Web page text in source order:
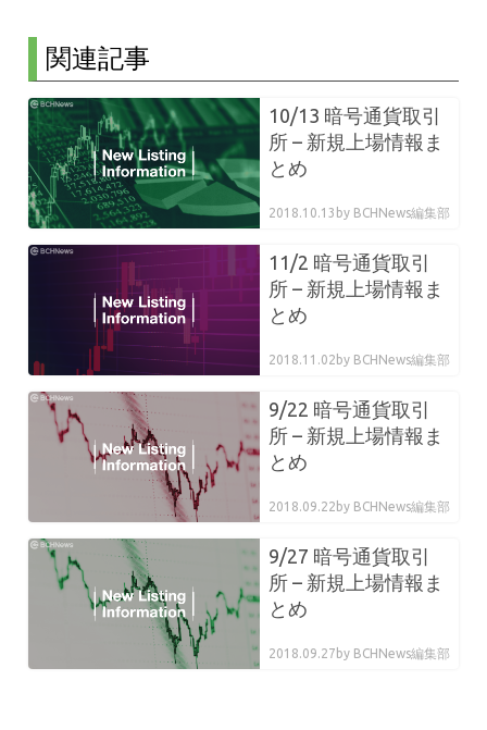
関連記事
10/13 暗号通貨取引
所 – 新規上場情報ま
とめ
2018.10.13 by BCHNews編集部
11/2 暗号通貨取引
所 – 新規上場情報ま
とめ
2018.11.02 by BCHNews編集部
9/22 暗号通貨取引
所 – 新規上場情報ま
とめ
2018.09.22 by BCHNews編集部
9/27 暗号通貨取引
所 – 新規上場情報ま
とめ
2018.09.27 by BCHNews編集部